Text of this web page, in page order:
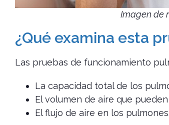
Imagen de
¿Qué examina esta
Las pruebas de funcionamiento
La capacidad total de los
El volumen de aire que
El flujo de aire en los pulmones.